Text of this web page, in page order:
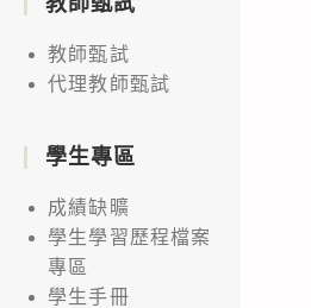
教師甄試
代理教師甄試
學生專區
成績缺曠
學生學習歷程檔案
專區
學生手冊